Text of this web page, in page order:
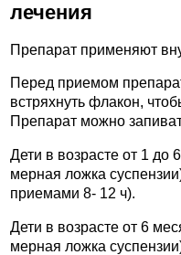
лечения
Препарат применяют
Перед приемом
встряхнуть флакон,
Препарат можно
Дети в возрасте от 1 до
мерная ложка
приемами 8- 12 ч).
Дети в возрасте от 6
мерная ложка